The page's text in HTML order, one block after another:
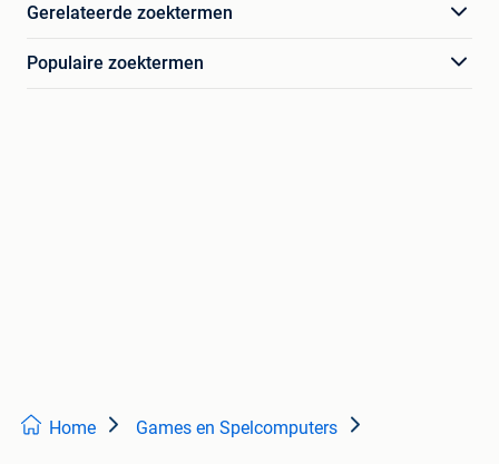
Gerelateerde zoektermen
Populaire zoektermen
Home Games en Spelcomputers